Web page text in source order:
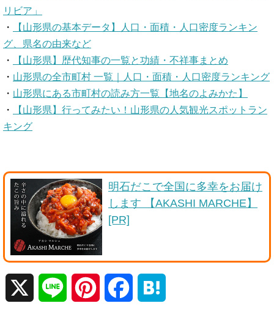
リビア」
・
【山形県の基本データ】人口・面積・人口密度ランキン
グ、県名の由来など
・
【山形県】歴代知事の一覧と功績・不祥事まとめ
・ 山形県の全市町村 一覧｜人口・面積・人口密度ランキング
・ 山形県にある市町村の読み方一覧【地名のよみかた】
・
【山形県】行ってみたい！山形県の人気観光スポットラン
キング
明石だこで全国に多幸をお届け
します 【AKASHI MARCHE】
[PR]